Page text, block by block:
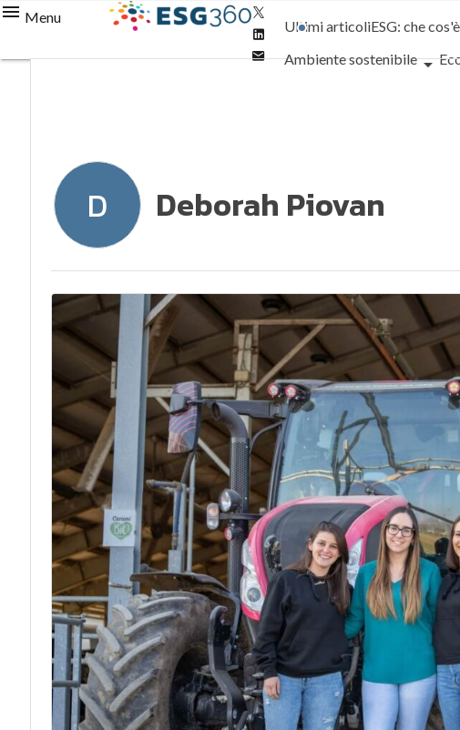
Menu
Linkedin
Email
Ultimi articoliESG: che
Ambiente sostenibile
D Deborah Piovan